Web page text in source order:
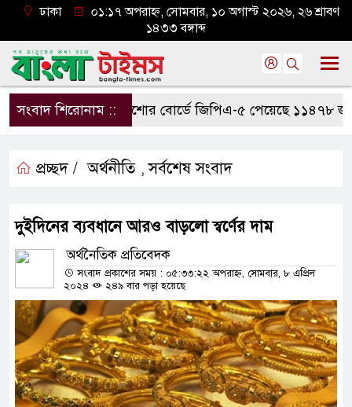
ঢাকা
০১:১৭ অপরাহ্ন, সোমবার, ১০ অগাস্ট ২০২৬, ২৬ শ্রাবণ
১৪৩৩ বঙ্গাব্দ
সংবাদ শিরোনাম ::যশোর বোর্ডে জিপিএ-৫ পেয়েছে ১১৪৭৮ জন
প্রচ্ছদ / অর্থনীতি ,সর্বশেষ সংবাদ
দুইদিনের ব্যবধানে আরও বাড়লো স্বর্ণের দাম
অর্থনৈতিক প্রতিবেদক
সংবাদ প্রকাশের সময় : ০৫:৩৩:২২ অপরাহ্ন, সোমবার, ৮ এপ্রিল
২০২৪
২৪৯ বার পড়া হয়েছে